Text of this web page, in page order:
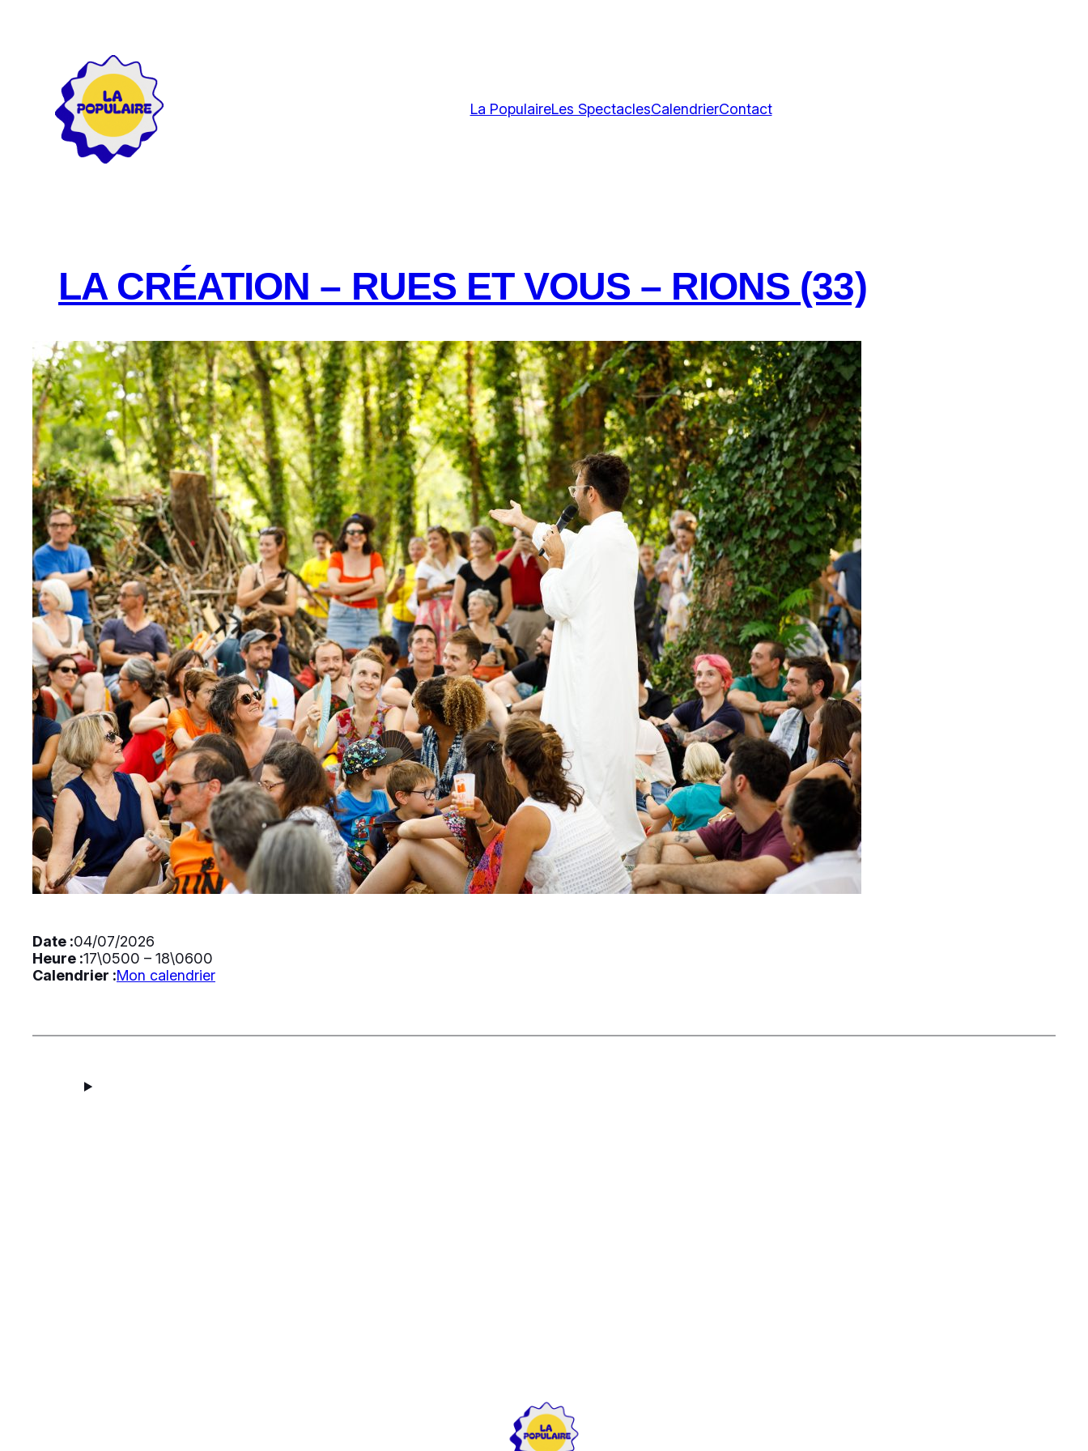
La PopulaireLes SpectaclesCalendrierContact
LA CRÉATION – RUES ET VOUS – RIONS (33)
Date :04/07/2026
Heure :17\0500 – 18\0600
Calendrier :Mon calendrier